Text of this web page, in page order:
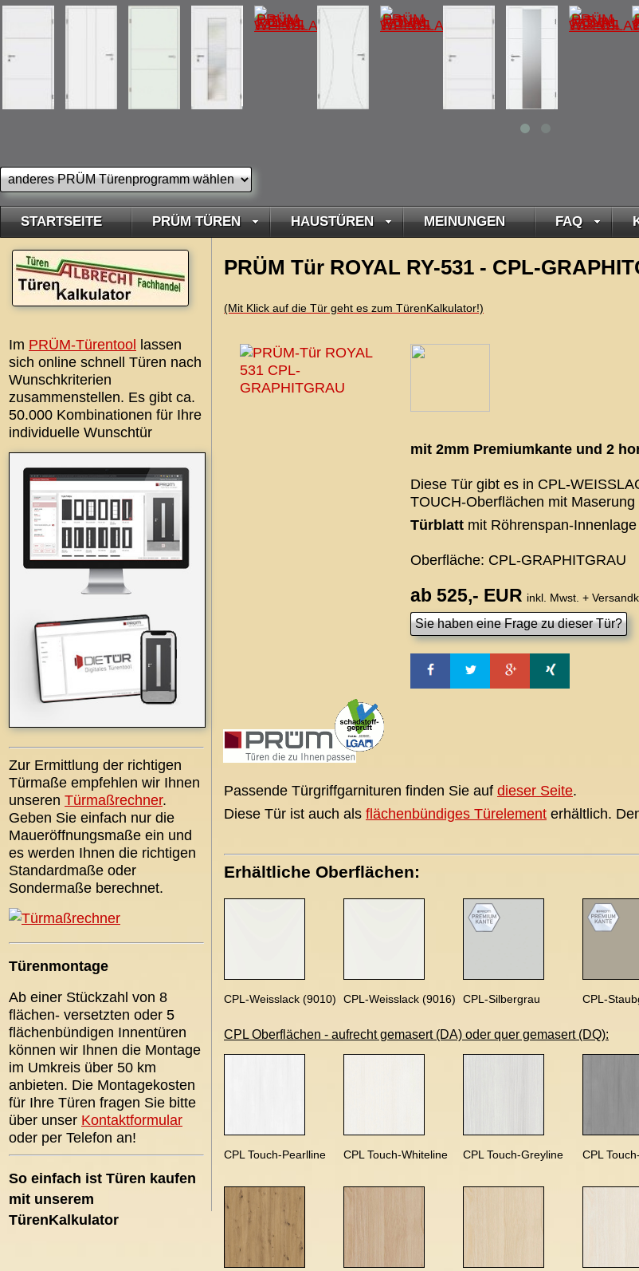
STARTSEITE PRÜM TÜREN HAUSTÜREN MEINUNGEN FAQ
PRÜM Tür ROYAL RY-531 - CPL-
(Mit Klick auf die Tür geht es zum TürenKalkulator!)
mit 2mm Premiumkante und 2
Diese Tür gibt es in CPL-
TOUCH-Oberflächen mit
Türblatt mit Röhrenspan-
Oberfläche: CPL-GRAPHITGRAU
ab 525,- EUR inkl. Mwst. +
Passende Türgriffgarnituren finden Sie auf dieser Seite.
Diese Tür ist auch als flächenbündiges Türelement erhältlich.
Erhältliche Oberflächen:
CPL-Weisslack (9010) CPL-Weisslack (9016) CPL-Silbergrau CPL-
CPL Oberflächen - aufrecht gemasert (DA) oder quer gemasert (DQ):
CPL Touch-Pearlline CPL Touch-Whiteline CPL Touch-Greyline CPL
Im PRÜM-Türentool
lassen
sich online schnell Türen nach
Wunschkriterien
zusammenstellen. Es gibt ca.
50.000 Kombinationen für Ihre
individuelle Wunschtür
Zur Ermittlung der richtigen
Türmaße empfehlen wir Ihnen
unseren Türmaßrechner.
Geben Sie einfach nur die
Maueröffnungsmaße ein und
es werden Ihnen die richtigen
Standardmaße oder
Sondermaße berechnet.
Türenmontage
Ab einer Stückzahl von 8
flächen- versetzten oder 5
flächenbündigen Innentüren
können wir Ihnen die Montage
im Umkreis über 50 km
anbieten. Die Montagekosten
für Ihre Türen fragen Sie bitte
über unser Kontaktformular
oder per Telefon an!
So einfach ist Türen kaufen
mit unserem
TürenKalkulator